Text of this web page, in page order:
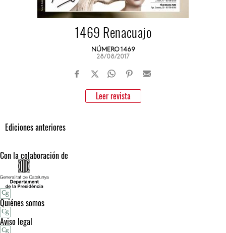
1469 Renacuajo
NÚMERO 1469
28/08/2017
Leer revista
Ediciones anteriores
Con la colaboración de
Quiénes somos
Aviso legal